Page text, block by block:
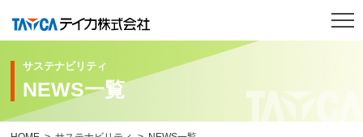
トップページ
製品紹介
サステナビリティ
NEWS一覧